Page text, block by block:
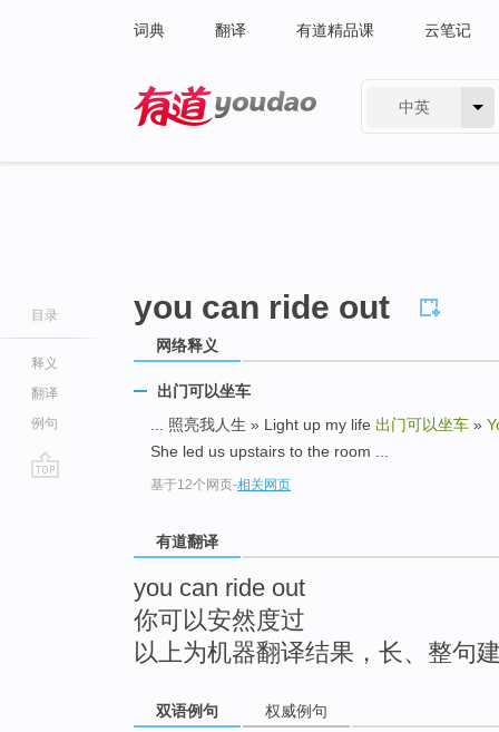
词典 翻译 有道精品课 云笔记
中英
目录
释义
翻译
例句
you can ride out
网络释义
出门可以坐车
... 照亮我人生 » Light up my life 出门可以坐车 »
She led us upstairs to the room ...
基于12个网页-相关网页
有道翻译
you can ride out
你可以安然度过
以上为机器翻译结果，长、整句
双语例句 权威例句